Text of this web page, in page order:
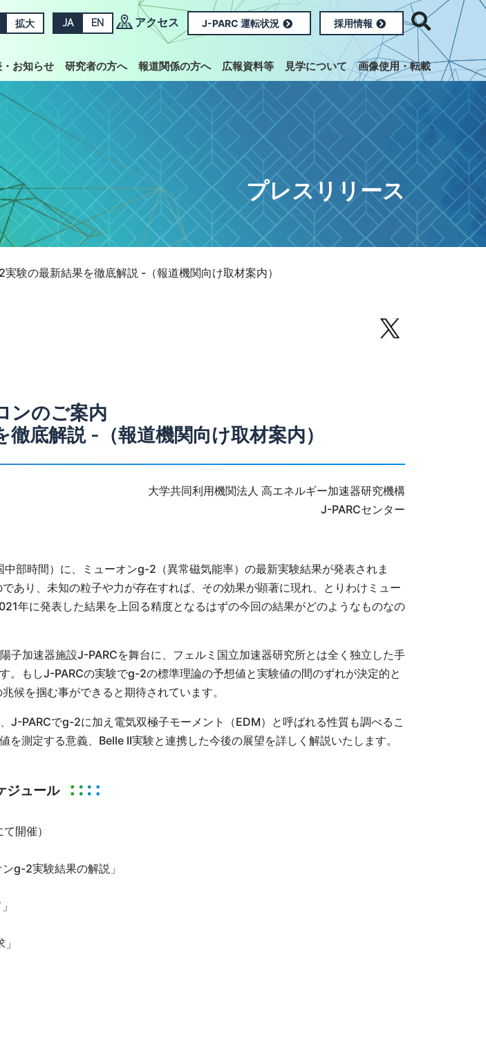
拡大 JA EN アクセス J-PARC 運転状況 採用情報
お知らせ 研究者の方へ 報道関係の方へ 広報資料等 見学について 画像使用・転載
プレスリリース
験の最新結果を徹底解説 -（報道機関向け取材案内）
ンのご案内
底解説 -（報道機関向け取材案内）
大学共同利用機関法人 高エネルギー加速器研究機構
J-PARCセンター
部時間）に、ミューオンg-2（異常磁気能率）の最新実験結果が発表されま
あり、未知の粒子や力が存在すれば、その効果が顕著に現れ、とりわけミュー
年に発表した結果を上回る精度となるはずの今回の結果がどのようなものなの
加速器施設J-PARCを舞台に、フェルミ国立加速器研究所とは全く独立した手
もしJ-PARCの実験でg-2の標準理論の予想値と実験値の間のずれが決定的と
候を掴む事ができると期待されています。
PARCでg-2に加え電気双極子モーメント（EDM）と呼ばれる性質も調べるこ
測定する意義、Belle II実験と連携した今後の展望を詳しく解説いたします。
ジュール
開催）
g-2実験結果の解説」